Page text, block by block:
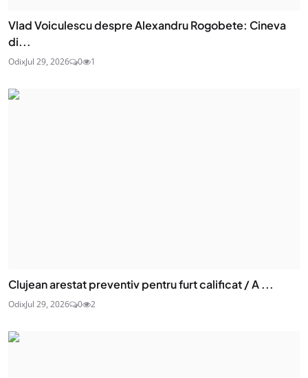
Vlad Voiculescu despre Alexandru Rogobete: Cineva
di...
OdixJul 29, 2026 0 1
Clujean arestat preventiv pentru furt calificat / A ...
OdixJul 29, 2026 0 2